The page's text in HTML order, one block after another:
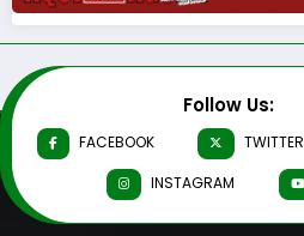
Follow Us:
FACEBOOK TWITTER
INSTAGRAM